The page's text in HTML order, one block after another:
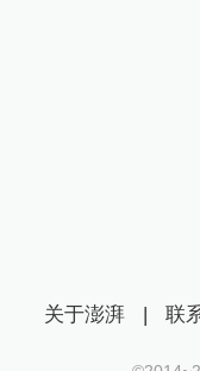
关于澎湃 | 联